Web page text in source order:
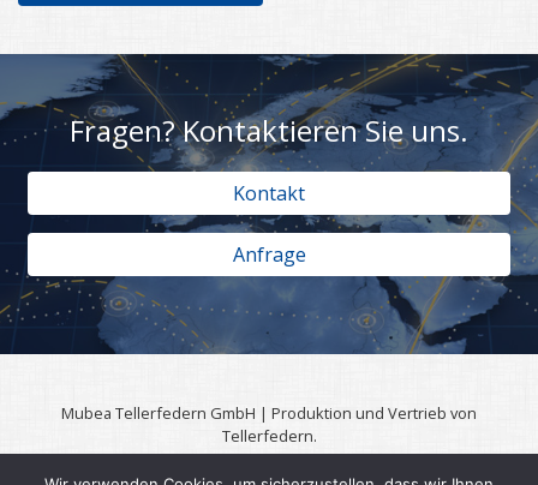
Fragen? Kontaktieren Sie uns.
Kontakt
Anfrage
Mubea Tellerfedern GmbH | Produktion und Vertrieb von
Tellerfedern.